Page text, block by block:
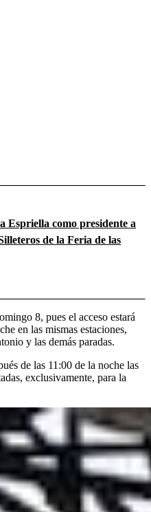
Espriella como presidente a
de la Feria de las
8, pues el acceso estará
en las mismas estaciones,
y las demás paradas.
de las 11:00 de la noche las
exclusivamente, para la